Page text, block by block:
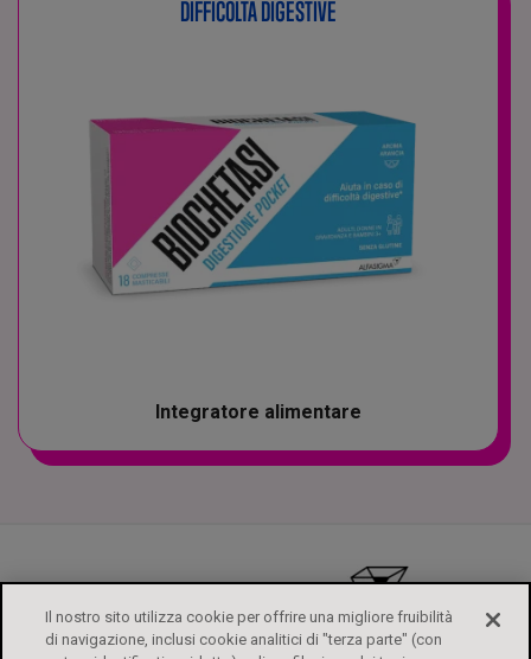
DIFFICOLTÀ DIGESTIVE
Integratore alimentare
Il nostro sito utilizza cookie per offrire una migliore fruibilità
di navigazione, inclusi cookie analitici di "terza parte" (con